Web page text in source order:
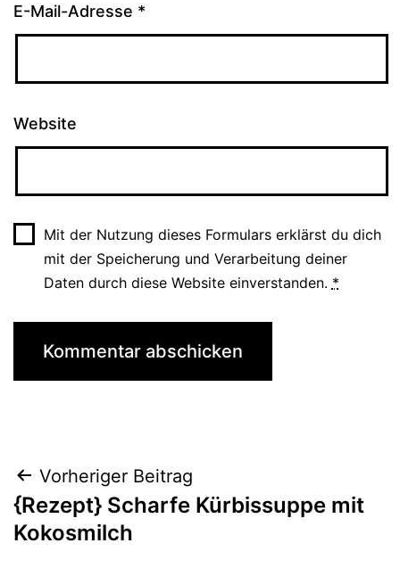
E-Mail-Adresse *
Website
Mit der Nutzung dieses Formulars erklärst du dich
mit der Speicherung und Verarbeitung deiner
Daten durch diese Website einverstanden. *
Beitragsnavigation
Vorheriger Beitrag
{Rezept} Scharfe Kürbissuppe mit
Kokosmilch